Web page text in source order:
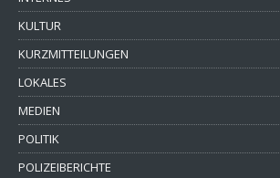
KULTUR
KURZMITTEILUNGEN
LOKALES
MEDIEN
POLITIK
POLIZEIBERICHTE